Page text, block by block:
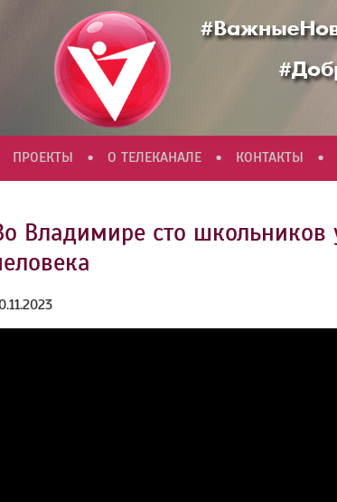
ПРОЕКТЫ • О ТЕЛЕКАНАЛЕ • КОНТАКТЫ •
Владимире сто школьников